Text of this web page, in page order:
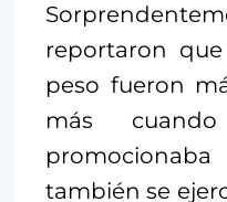
reportaron
peso fueron
más
también se